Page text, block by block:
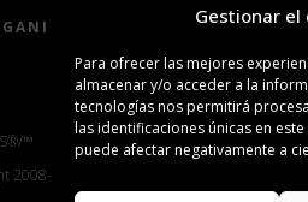
Gestionar el
Para ofrecer las mejores
almacenar y/o acceder a la
tecnologías nos permitirá
las identificaciones únicas en
puede afectar negativamente a
™
2008-2024.